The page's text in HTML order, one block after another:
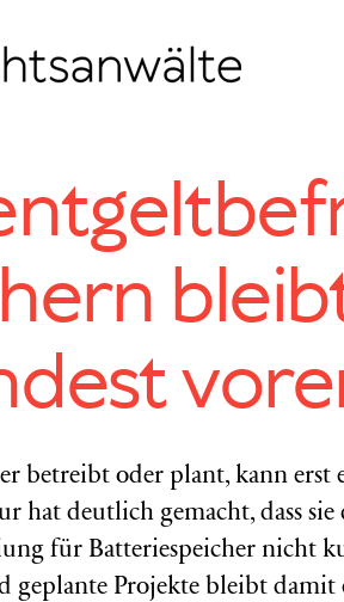
betreibt oder plant, kann erst
hat deutlich gemacht, dass sie
für Batteriespeicher nicht
geplante Projekte bleibt